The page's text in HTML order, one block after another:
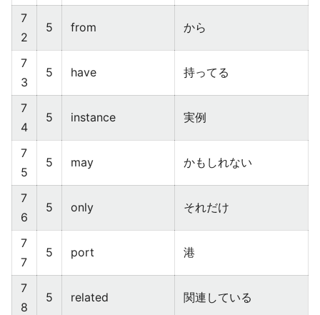
7
2
5 from から
7
3
5 have 持ってる
7
4
5 instance 実例
7
5
5 may かもしれない
7
6
5 only それだけ
7
7
5 port 港
7
8
5 related 関連している